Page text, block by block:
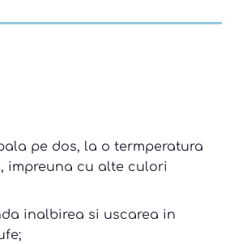
pe dos, la o termperatura
impreuna cu alte culori
inalbirea si uscarea in